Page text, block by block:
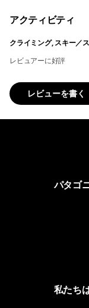
アクティビティ
クライミング, スキー／
レビュアーに好評
レビューを書く
パタゴ
私たち